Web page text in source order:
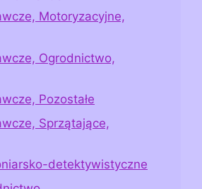
Motoryzacyjne,
Ogrodnictwo,
Pozostałe
Sprzątające,
detektywistyczne